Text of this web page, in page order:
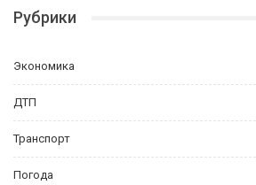
Рубрики
Экономика
ДТП
Транспорт
Погода